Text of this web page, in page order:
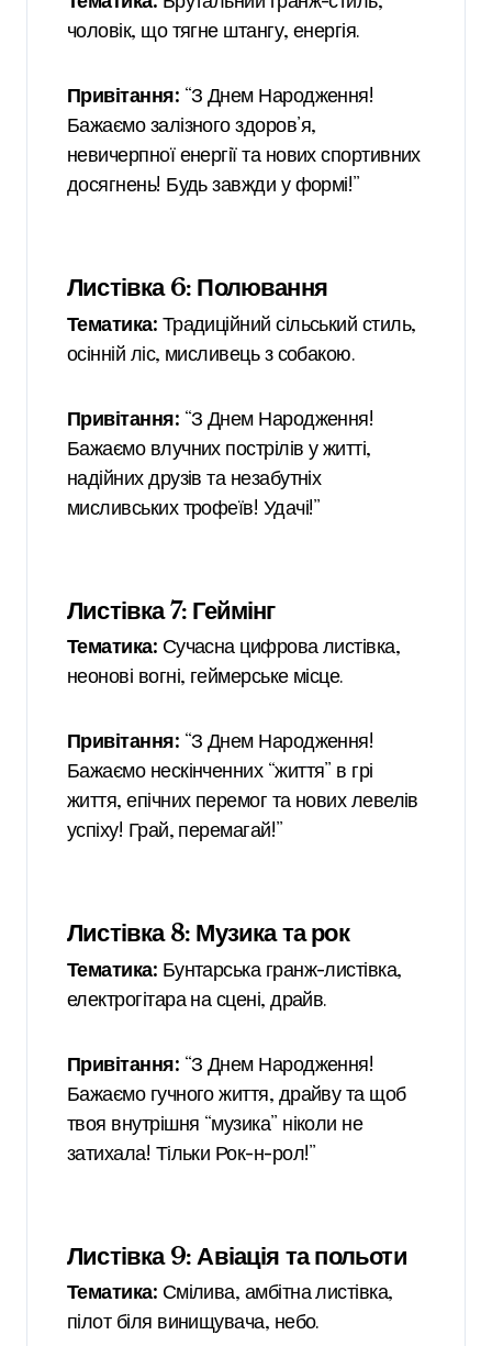
чоловік, що тягне штангу, енергія.
Привітання: “З Днем Народження!
Бажаємо залізного здоров’я,
невичерпної енергії та нових спортивних
досягнень! Будь завжди у формі!”
Листівка 6: Полювання
Тематика: Традиційний сільський стиль,
осінній ліс, мисливець з собакою.
Привітання: “З Днем Народження!
Бажаємо влучних пострілів у житті,
надійних друзів та незабутніх
мисливських трофеїв! Удачі!”
Листівка 7: Геймінг
Тематика: Сучасна цифрова листівка,
неонові вогні, геймерське місце.
Привітання: “З Днем Народження!
Бажаємо нескінченних “життя” в грі
життя, епічних перемог та нових левелів
успіху! Грай, перемагай!”
Листівка 8: Музика та рок
Тематика: Бунтарська гранж-листівка,
електрогітара на сцені, драйв.
Привітання: “З Днем Народження!
Бажаємо гучного життя, драйву та щоб
твоя внутрішня “музика” ніколи не
затихала! Тільки Рок-н-рол!”
Листівка 9: Авіація та польоти
Тематика: Смілива, амбітна листівка,
пілот біля винищувача, небо.